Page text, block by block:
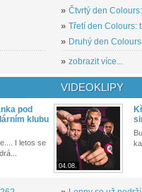
» Čtvrtý den
» Třetí den Colours:
» Druhý den
» zobrazit více...
pod
klubu
I letos se
VIDEOKLIPY
04.08.